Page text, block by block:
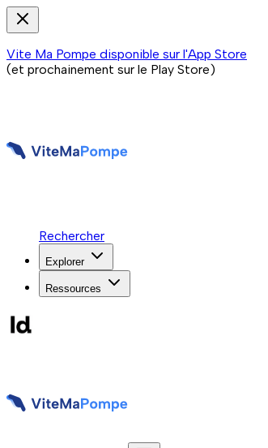
Vite Ma Pompe disponible sur l'App Store
(et prochainement sur le Play Store)
Rechercher
Explorer
Ressources